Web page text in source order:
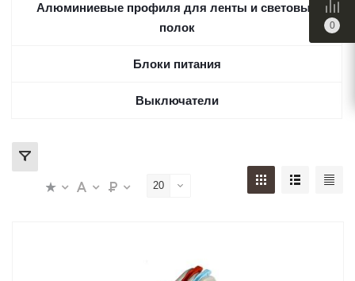
Алюминиевые профиля для ленты и световых
полок
Блоки питания
Выключатели
20
0